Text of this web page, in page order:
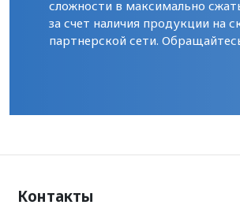
сложности в максимально
за счет наличия продукции на
партнерской сети.
Контакты